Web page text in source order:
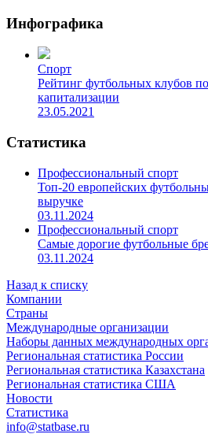
Инфографика
Спорт
Рейтинг футбольных клубов
капитализации
23.05.2021
Статистика
Профессиональный спорт
Топ-20 европейских
выручке
03.11.2024
Профессиональный спорт
Самые дорогие футбольные
03.11.2024
Назад к списку
Компании
Страны
Международные организации
Наборы данных международных
Региональная статистика России
Региональная статистика Казахстана
Региональная статистика США
Новости
Статистика
info@statbase.ru